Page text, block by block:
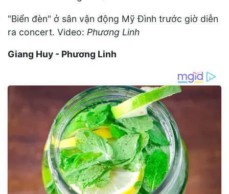
"Biển đèn" ở sân vận động Mỹ Đình trước giờ diễn
ra concert. Video: Phương Linh
Giang Huy - Phương Linh